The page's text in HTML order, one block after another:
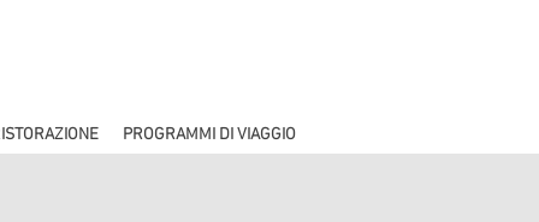
PROGRAMMI DI VIAGGIO